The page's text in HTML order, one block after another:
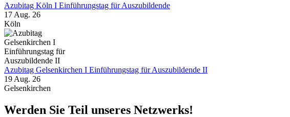
Azubitag Köln I Einführungstag für Auszubildende
17 Aug. 26
Köln
Azubitag Gelsenkirchen I Einführungstag für Auszubildende II
19 Aug. 26
Gelsenkirchen
Werden Sie Teil unseres Netzwerks!